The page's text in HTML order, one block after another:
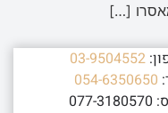
[…]
03-9504552
054-6350650